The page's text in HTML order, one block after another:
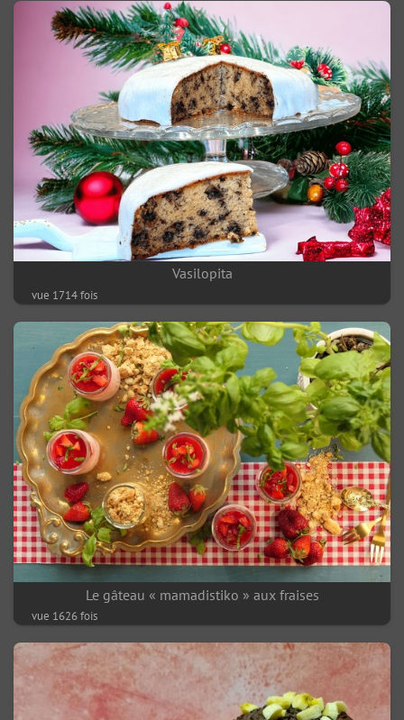
Vasilopita
vue 1714 fois
Le gâteau « mamadistiko » aux fraises
vue 1626 fois